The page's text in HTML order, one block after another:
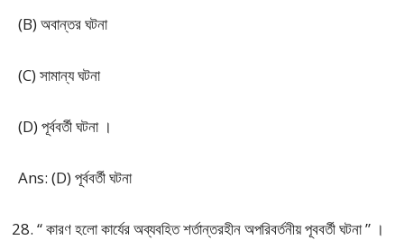
(B) অবান্তর ঘটনা
(C) সামান্য ঘটনা
(D) পূর্ববর্তী ঘটনা ।
Ans: (D) পূর্ববর্তী ঘটনা
“ কারণ হলো কার্যের অব্যবহিত শর্তান্তরহীন অপরিবর্তনীয় পূববর্তী ঘটনা ” ।